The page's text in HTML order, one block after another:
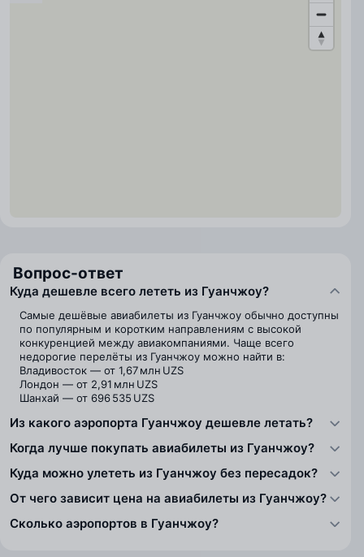
Вопрос-ответ
Куда дешевле всего лететь из Гуанчжоу?
Самые дешёвые авиабилеты из Гуанчжоу обычно доступны
по популярным и коротким направлениям с высокой
конкуренцией между авиакомпаниями. Чаще всего
недорогие перелёты из Гуанчжоу можно найти в:
Владивосток — от 1,67 млн UZS
Лондон — от 2,91 млн UZS
Шанхай — от 696 535 UZS
Из какого аэропорта Гуанчжоу дешевле летать?
Когда лучше покупать авиабилеты из Гуанчжоу?
Куда можно улететь из Гуанчжоу без пересадок?
От чего зависит цена на авиабилеты из Гуанчжоу?
Сколько аэропортов в Гуанчжоу?